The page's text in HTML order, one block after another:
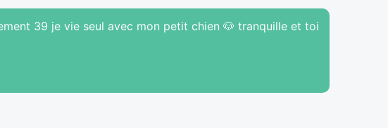
39 je vie seul avec mon petit chien 🐶 tranquille et toi